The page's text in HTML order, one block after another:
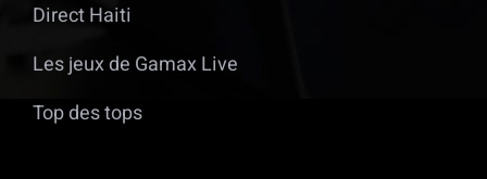
Direct Haiti
Les jeux de Gamax Live
Top des tops